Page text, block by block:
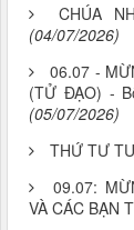
CHÚA
(04/07/2026)
06.07 -
(TỬ ĐẠO) -
(05/07/2026)
THỨ TƯ
09.07:
VÀ CÁC BẠN